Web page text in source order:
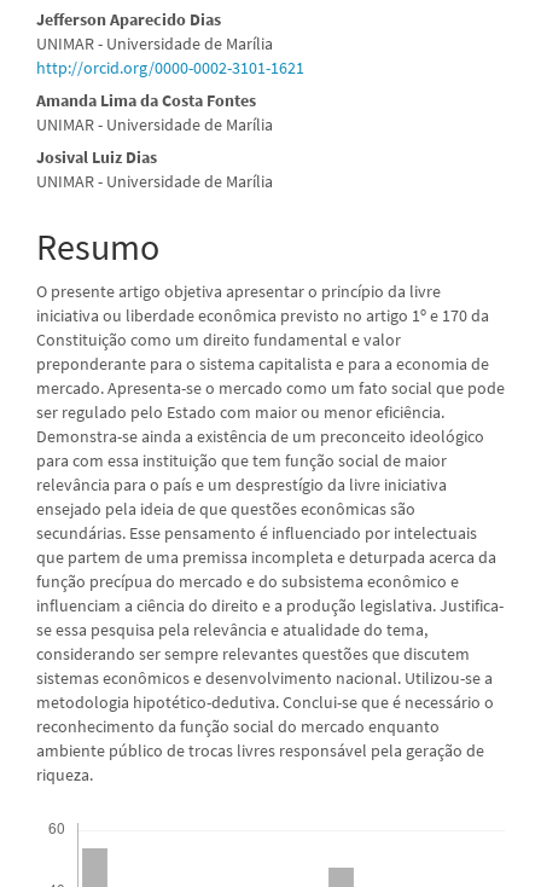
Conteúdo
do
artigo
principal
Jefferson Aparecido Dias
UNIMAR - Universidade de Marília
http://orcid.org/0000-0002-3101-1621
Amanda Lima da Costa Fontes
UNIMAR - Universidade de Marília
Josival Luiz Dias
UNIMAR - Universidade de Marília
Resumo
O presente artigo objetiva apresentar o princípio da livre
iniciativa ou liberdade econômica previsto no artigo 1º e 170 da
Constituição como um direito fundamental e valor
preponderante para o sistema capitalista e para a economia de
mercado. Apresenta-se o mercado como um fato social que pode
ser regulado pelo Estado com maior ou menor eficiência.
Demonstra-se ainda a existência de um preconceito ideológico
para com essa instituição que tem função social de maior
relevância para o país e um desprestígio da livre iniciativa
ensejado pela ideia de que questões econômicas são
secundárias. Esse pensamento é influenciado por intelectuais
que partem de uma premissa incompleta e deturpada acerca da
função precípua do mercado e do subsistema econômico e
influenciam a ciência do direito e a produção legislativa. Justifica-
se essa pesquisa pela relevância e atualidade do tema,
considerando ser sempre relevantes questões que discutem
sistemas econômicos e desenvolvimento nacional. Utilizou-se a
metodologia hipotético-dedutiva. Conclui-se que é necessário o
reconhecimento da função social do mercado enquanto
ambiente público de trocas livres responsável pela geração de
riqueza.